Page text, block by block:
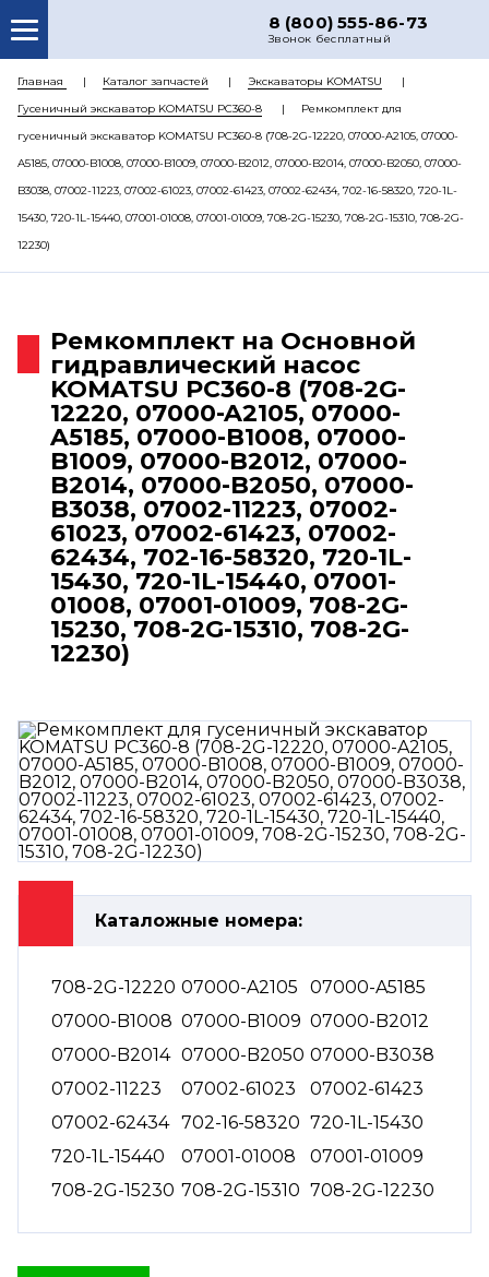
8 (800) 555-86-73
Звонок бесплатный
О НАС
КАТАЛОГ ЗАПЧАСТЕЙ
РЕМОНТ
ДОСТАВКА
Главная Каталог запчастей
Экскаваторы KOMATSU
Гусеничный экскаватор KOMATSU PC360-8
Ремкомплект для
гусеничный экскаватор KOMATSU PC360-8 (708-2G-12220, 07000-A2105, 07000-
A5185, 07000-B1008, 07000-B1009, 07000-B2012, 07000-B2014, 07000-B2050, 07000-
B3038, 07002-11223, 07002-61023, 07002-61423, 07002-62434, 702-16-58320, 720-1L-
15430, 720-1L-15440, 07001-01008, 07001-01009, 708-2G-15230, 708-2G-15310, 708-2G-
12230)
Ремкомплект на Основной
гидравлический насос
KOMATSU PC360-8 (708-2G-
12220, 07000-A2105, 07000-
A5185, 07000-B1008, 07000-
B1009, 07000-B2012, 07000-
B2014, 07000-B2050, 07000-
B3038, 07002-11223, 07002-
61023, 07002-61423, 07002-
62434, 702-16-58320, 720-1L-
15430, 720-1L-15440, 07001-
01008, 07001-01009, 708-2G-
15230, 708-2G-15310, 708-2G-
12230)
Каталожные номера:
708-2G-12220 07000-A2105
07000-A5185
07000-B1008 07000-B1009 07000-B2012
07000-B2014 07000-B2050 07000-B3038
07002-11223
07002-61023
07002-61423
07002-62434 702-16-58320 720-1L-15430
720-1L-15440
07001-01008
07001-01009
708-2G-15230 708-2G-15310 708-2G-12230